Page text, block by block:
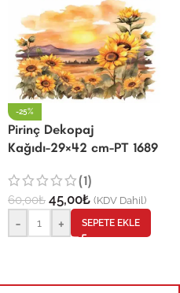
-25%
Pirinç Dekopaj
Kağıdı-29×42 cm-PT 1689
(1)
60,00₺ 45,00₺ (KDV Dahil)
- + SEPETE EKLE